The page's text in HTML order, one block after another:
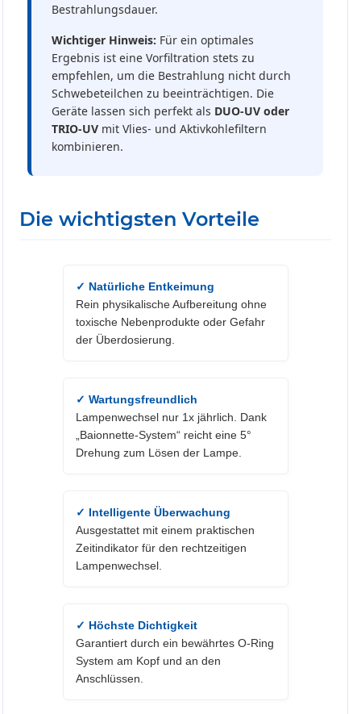
Bestrahlungsdauer.
Wichtiger Hinweis: Für ein optimales
Ergebnis ist eine Vorfiltration stets zu
empfehlen, um die Bestrahlung nicht durch
Schwebeteilchen zu beeinträchtigen. Die
Geräte lassen sich perfekt als DUO-UV oder
TRIO-UV mit Vlies- und Aktivkohlefiltern
kombinieren.
Die wichtigsten Vorteile
✓ Natürliche Entkeimung
Rein physikalische Aufbereitung ohne
toxische Nebenprodukte oder Gefahr
der Überdosierung.
✓ Wartungsfreundlich
Lampenwechsel nur 1x jährlich. Dank
„Baionnette-System“ reicht eine 5°
Drehung zum Lösen der Lampe.
✓ Intelligente Überwachung
Ausgestattet mit einem praktischen
Zeitindikator für den rechtzeitigen
Lampenwechsel.
✓ Höchste Dichtigkeit
Garantiert durch ein bewährtes O-Ring
System am Kopf und an den
Anschlüssen.